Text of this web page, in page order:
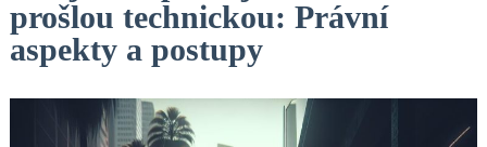
prošlou technickou: Právní
aspekty a postupy